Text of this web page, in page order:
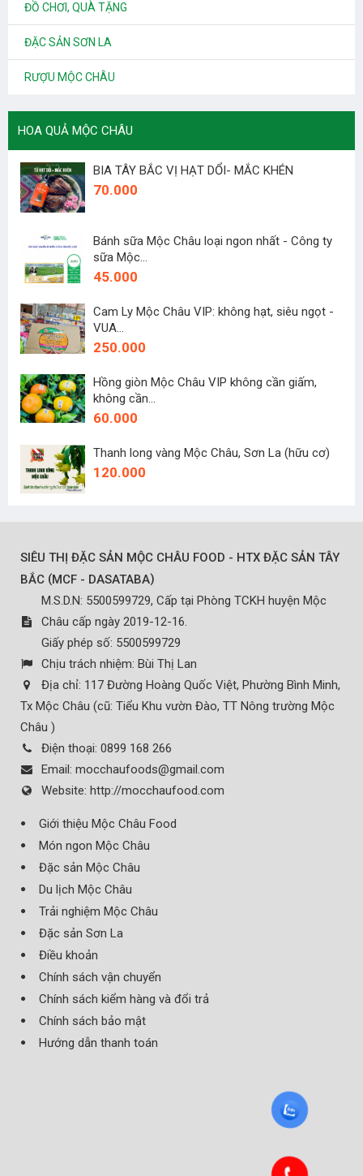
ĐỒ CHƠI, QUÀ TẶNG
ĐẶC SẢN SƠN LA
RƯỢU MỘC CHÂU
HOA QUẢ MỘC CHÂU
BIA TÂY BẮC VỊ HẠT DỔI- MẮC KHÉN
70.000
Bánh sữa Mộc Châu loại ngon nhất - Công ty
sữa Mộc...
45.000
Cam Ly Mộc Châu VIP: không hạt, siêu ngọt -
VUA...
250.000
Hồng giòn Mộc Châu VIP không cần giấm,
không cần...
60.000
Thanh long vàng Mộc Châu, Sơn La (hữu cơ)
120.000
SIÊU THỊ ĐẶC SẢN MỘC CHÂU FOOD - HTX ĐẶC SẢN TÂY
BẮC (MCF - DASATABA)
M.S.D.N: 5500599729, Cấp tại Phòng TCKH huyện Mộc
Châu cấp ngày 2019-12-16.
Giấy phép số: 5500599729
Chịu trách nhiệm: Bùi Thị Lan
Địa chỉ: 117 Đường Hoàng Quốc Việt, Phường Bình Minh,
Tx Mộc Châu (cũ: Tiểu Khu vườn Đào, TT Nông trường Mộc
Châu )
Điện thoại: 0899 168 266
Email: mocchaufoods@gmail.com
Website: http://mocchaufood.com
Giới thiệu Mộc Châu Food
Món ngon Mộc Châu
Đặc sản Mộc Châu
Du lịch Mộc Châu
Trải nghiệm Mộc Châu
Đặc sản Sơn La
Điều khoản
Chính sách vận chuyển
Chính sách kiểm hàng và đổi trả
Chính sách bảo mật
Hướng dẫn thanh toán